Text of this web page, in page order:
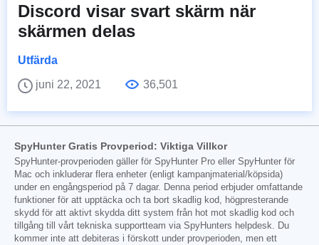
Discord visar svart skärm när
skärmen delas
Utfärda
juni 22, 2021
36,501
SpyHunter Gratis Provperiod: Viktiga Villkor
SpyHunter-provperioden gäller för SpyHunter Pro eller SpyHunter för
Mac och inkluderar flera enheter (enligt kampanjmaterial/köpsida)
under en engångsperiod på 7 dagar. Denna period erbjuder omfattande
funktioner för att upptäcka och ta bort skadlig kod, högpresterande
skydd för att aktivt skydda ditt system från hot mot skadlig kod och
tillgång till vårt tekniska supportteam via SpyHunters helpdesk. Du
kommer inte att debiteras i förskott under provperioden, men ett